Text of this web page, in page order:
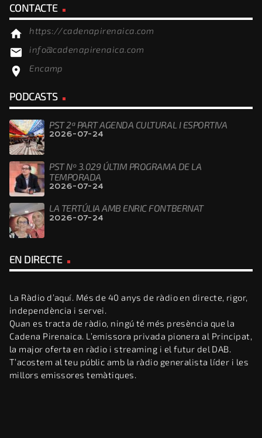
CONTACTE
home https://cadenapirenaica.com
email info@cadenapirenaica.com
location_on Encamp
PODCASTS
PST 2ª PART AGENDA CULTURAL I ESPORTIVA
2026-07-24
PST Nº 3.029 ÚLTIM PROGRAMA DE LA
TEMPORADA
2026-07-24
LA TERTÚLIA AMB ENRIC FONTBERNAT
2026-07-24
EN DIRECTE
La Ràdio d’aquí. Més de 40 anys de ràdio en directe, rigor,
independència i servei.
Quan es tracta de ràdio, ningú té més presència que la
Cadena Pirenaica. L’emissora privada pionera al Principat,
la major oferta en ràdio i streaming i el futur del DAB.
T’acostem al teu públic amb la ràdio generalista líder i les
millors emissores temàtiques.